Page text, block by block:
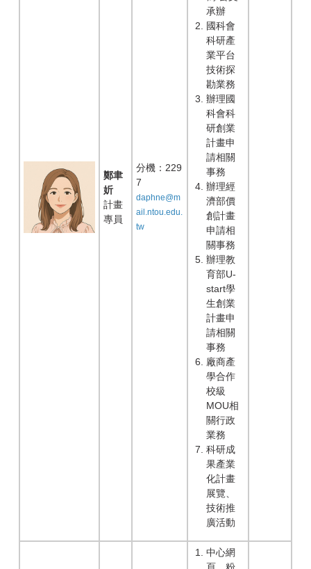
鄭聿
妡
計畫
專員
分機：229
7
daphne@m
ail.ntou.edu.
tw
承辦
國科會
科研產
業平台
技術探
勘業務
辦理國
科會科
研創業
計畫申
請相關
事務
辦理經
濟部價
創計畫
申請相
關事務
辦理教
育部U-
start學
生創業
計畫申
請相關
事務
廠商產
學合作
校級
MOU相
關行政
業務
科研成
果產業
化計畫
展覽、
技術推
廣活動
中心網